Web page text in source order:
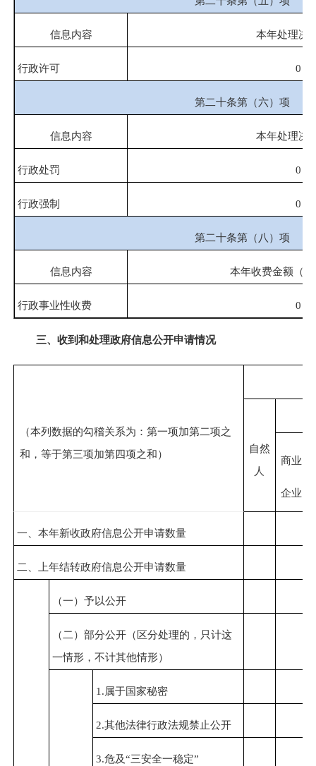
信息内容 本年处理决
行政许可 0
第二十条第（六）项
信息内容 本年处理决
行政处罚 0
行政强制 0
第二十条第（八）项
信息内容 本年收费金额（
行政事业性收费 0
三、收到和处理政府信息公开申请情况
（本列数据的勾稽关系为：第一项加第二项之
和，等于第三项加第四项之和）
自然
人
商业
企业
一、本年新收政府信息公开申请数量
二、上年结转政府信息公开申请数量
（一）予以公开
（二）部分公开（区分处理的，只计这
一情形，不计其他情形）
1.属于国家秘密
2.其他法律行政法规禁止公开
3.危及“三安全一稳定”